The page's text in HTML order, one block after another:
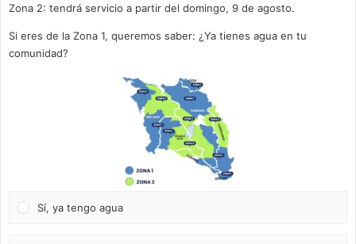
Zona 2: tendrá servicio a partir del domingo, 9 de agosto.
Si eres de la Zona 1, queremos saber: ¿Ya tienes agua en tu
comunidad?
Sí, ya tengo agua